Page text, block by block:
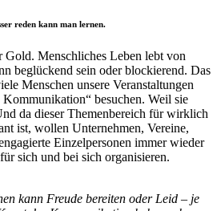
reden kann man lernen.
Gold. Menschliches Leben lebt von
beglückend sein oder blockierend. Das
Menschen unsere Veranstaltungen
besuchen. Weil sie
da dieser Themenbereich für wirklich
ist, wollen Unternehmen, Vereine,
Einzelpersonen immer wieder
sich und bei sich organisieren.
kann Freude bereiten oder Leid – je